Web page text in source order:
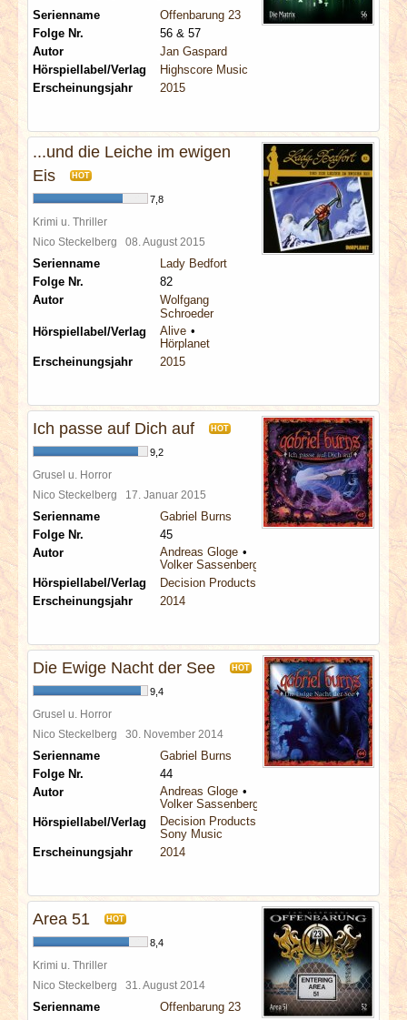
Serienname
Offenbarung 23
Folge Nr.
56 & 57
Autor
Jan Gaspard
Hörspiellabel/Verlag
Highscore Music
Erscheinungsjahr
2015
...und die Leiche im ewigen
Eis
HOT
7,8
Krimi u. Thriller
Nico Steckelberg 08. August 2015
Serienname
Lady Bedfort
Folge Nr.
82
Autor
Wolfgang
Schroeder
Hörspiellabel/Verlag
Alive
Hörplanet
Erscheinungsjahr
2015
Ich passe auf Dich auf HOT
9,2
Grusel u. Horror
Nico Steckelberg 17. Januar 2015
Serienname
Gabriel Burns
Folge Nr.
45
Autor
Andreas Gloge
Volker Sassenberg
Hörspiellabel/Verlag
Decision Products
Erscheinungsjahr
2014
Die Ewige Nacht der See HOT
9,4
Grusel u. Horror
Nico Steckelberg 30. November 2014
Serienname
Gabriel Burns
Folge Nr.
44
Autor
Andreas Gloge
Volker Sassenberg
Hörspiellabel/Verlag
Decision Products
Sony Music
Erscheinungsjahr
2014
Area 51 HOT
8,4
Krimi u. Thriller
Nico Steckelberg 31. August 2014
Serienname
Offenbarung 23